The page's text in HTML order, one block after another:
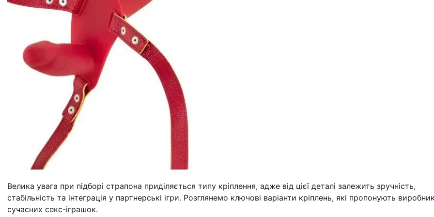
Велика увага при підборі страпона приділяється типу кріплення, адже від цієї деталі залежить зручність,
стабільність та інтеграція у партнерські ігри. Розглянемо ключові варіанти кріплень, які пропонують
сучасних секс-іграшок.